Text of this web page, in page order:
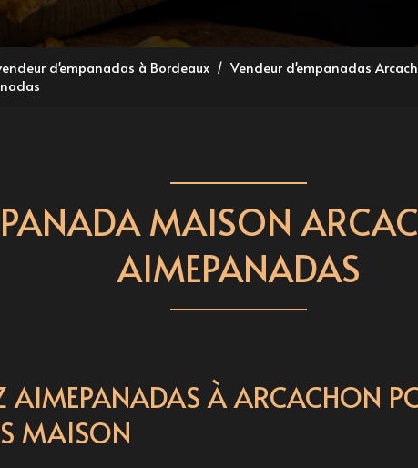
d'empanadas à Bordeaux
Vendeur d'empanadas
MAISON
AIMEPANADAS
AIMEPANADAS À ARCACHON
MAISON